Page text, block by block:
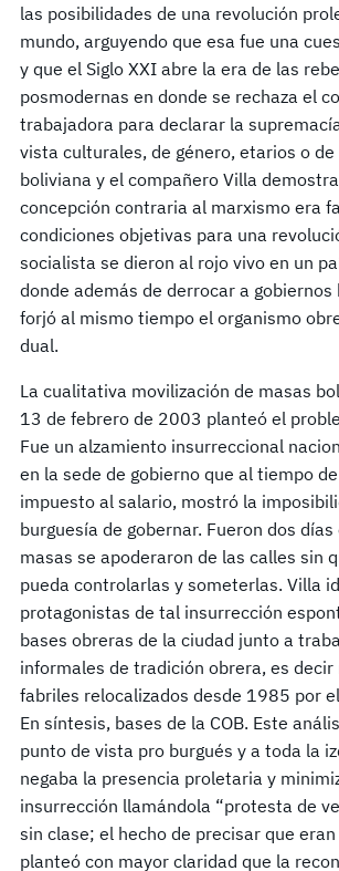
las posibilidades de una revolución
mundo, arguyendo que esa fue una
y que el Siglo XXI abre la era de las
posmodernas en donde se rechaza el
trabajadora para declarar la
vista culturales, de género, etarios o
boliviana y el compañero Villa
concepción contraria al marxismo era
condiciones objetivas para una
socialista se dieron al rojo vivo en un
donde además de derrocar a gobiernos
forjó al mismo tiempo el organismo
dual.
La cualitativa movilización de masas
13 de febrero de 2003 planteó el
Fue un alzamiento insurreccional
en la sede de gobierno que al tiempo
impuesto al salario, mostró la
burguesía de gobernar. Fueron dos días
masas se apoderaron de las calles sin
pueda controlarlas y someterlas. Villa
protagonistas de tal insurrección
bases obreras de la ciudad junto a
informales de tradición obrera, es decir
fabriles relocalizados desde 1985 por
En síntesis, bases de la COB. Este
punto de vista pro burgués y a toda la
negaba la presencia proletaria y
insurrección llamándola “protesta de
sin clase; el hecho de precisar que eran
planteó con mayor claridad que la